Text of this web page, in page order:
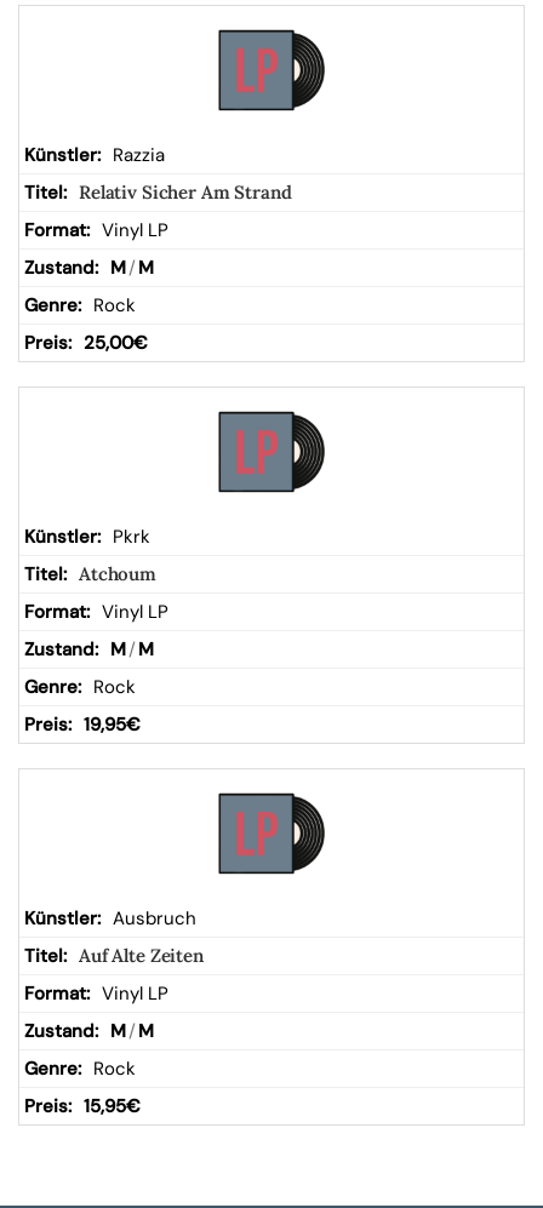
Razzia
Relativ Sicher Am Strand
Vinyl LP
M/ M
Rock
25,00€
Pkrk
Atchoum
Vinyl LP
M/ M
Rock
19,95€
Ausbruch
Auf Alte Zeiten
Vinyl LP
M/ M
Rock
15,95€